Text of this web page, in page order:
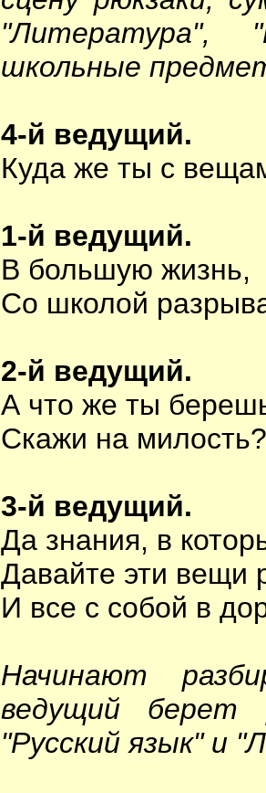
"Литература",
школьные
4-й ведущий.
Куда же ты с
1-й ведущий.
В большую жизнь,
Со школой
2-й ведущий.
А что же ты
Скажи на милость?
3-й ведущий.
Да знания, в
Давайте эти вещи
И все с собой в
Начинают
ведущий берет
"Русский язык" и